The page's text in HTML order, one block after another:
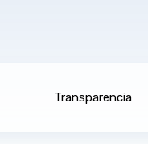
Transparencia